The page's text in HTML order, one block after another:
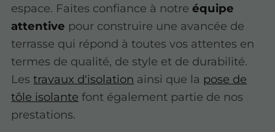
espace. Faites confiance à notreéquipe
attentive pour construire une avancée de
terrasse qui répond à toutes vos attentes en
termes de qualité, de style et de durabilité.
Lestravaux d'isolation ainsi que la pose de
tôle isolante font également partie de nos
prestations.